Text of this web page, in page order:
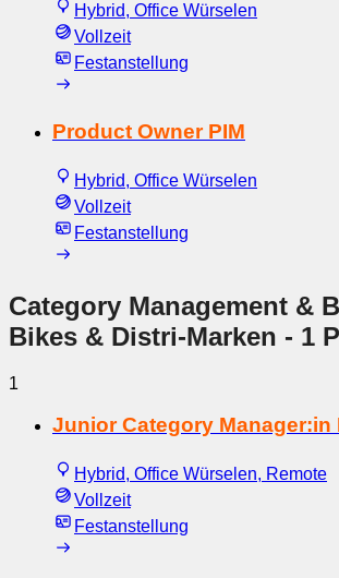
Hybrid, Office Würselen
Vollzeit
Festanstellung
Product Owner PIM
Hybrid, Office Würselen
Vollzeit
Festanstellung
Category Management &
Bikes & Distri-Marken - 1
1
Junior Category Manager:in
Hybrid, Office Würselen, Remote
Vollzeit
Festanstellung